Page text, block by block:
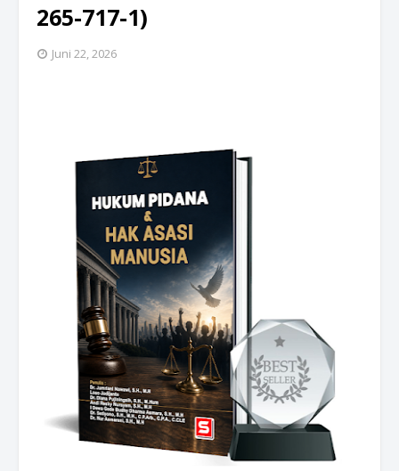
265-717-1)
Juni 22, 2026